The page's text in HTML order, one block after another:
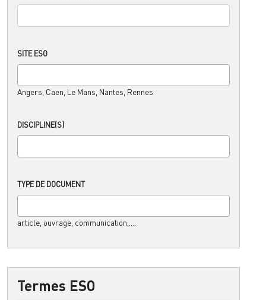
SITE ESO
Angers, Caen, Le Mans, Nantes, Rennes
DISCIPLINE(S)
TYPE DE DOCUMENT
article, ouvrage, communication,....
Termes ESO